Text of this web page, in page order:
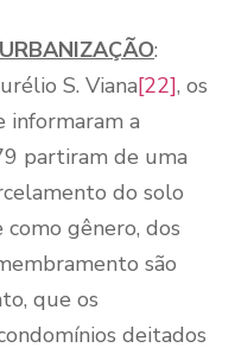
:
S. Viana[22], os
informaram a
partiram de uma
do solo
como gênero, dos
são
que os
deitados